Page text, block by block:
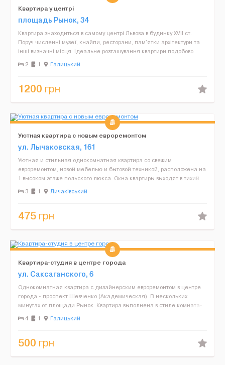
Квартира у центрі
площадь Рынок, 34
Квартира знаходиться в самому центрі Львова в будинку XVII ст.
Поруч численні музеї, кнайпи, ресторани, пам'ятки архітектури та
інші визначні місця. Ідеальне розташування квартири подобово
сприятиме хорошому відпочинку у Львові. В...
2 1 Галицький
1200 грн
Уютная квартира с новым евроремонтом
ул. Лычаковская, 161
Уютная и стильная однокомнатная квартира со свежим
евроремонтом, новой мебелью и бытовой техникой, расположена на
1 высоком этаже польского люкса. Окна квартиры выходят в тихий
двор. В квартире есть все необходимое для комфортного...
3 1 Личаківський
475 грн
Квартира-студия в центре города
ул. Саксаганского, 6
Однокомнатная квартира с дизайнерским евроремонтом в центре
города - проспект Шевченко (Академическая). В нескольких
минутах от площади Рынок. Квартира выполнена в стиле комната-
студио на четыре спальных места. (диван+кровать) Ест...
4 1 Галицький
500 грн